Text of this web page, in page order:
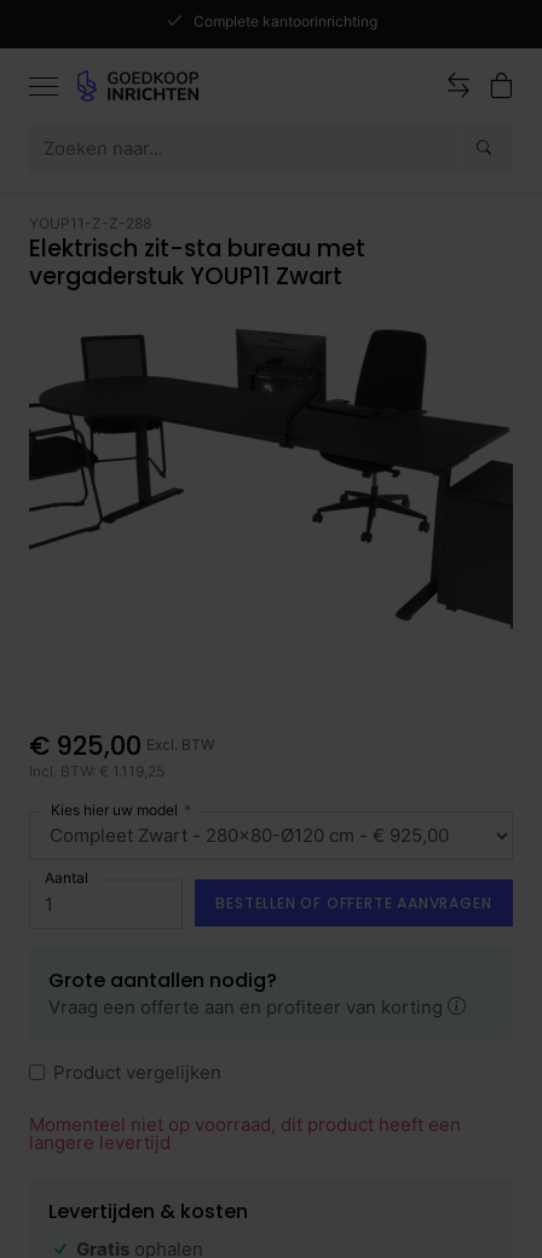
Complete kantoorinrichting
YOUP11-Z-Z-288
Elektrisch zit-sta bureau met
vergaderstuk YOUP11 Zwart
€ 925,00 Excl. BTW
Incl. BTW: € 1.119,25
Kies hier uw model
Aantal
BESTELLEN OF OFFERTE AANVRAGEN
Grote aantallen nodig?
Vraag een offerte aan en profiteer van korting
Product vergelijken
Momenteel niet op voorraad, dit product heeft een
langere levertijd
Levertijden & kosten
Gratis ophalen